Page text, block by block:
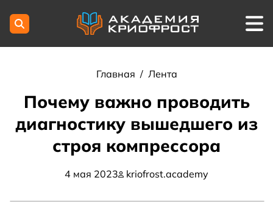
Главная / Лента
Почему важно проводить
диагностику вышедшего из
строя компрессора
4 мая 2023 kriofrost.academy